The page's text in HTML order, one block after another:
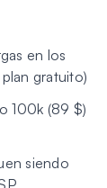
en los
gratuito)
100k (89 $)
siendo